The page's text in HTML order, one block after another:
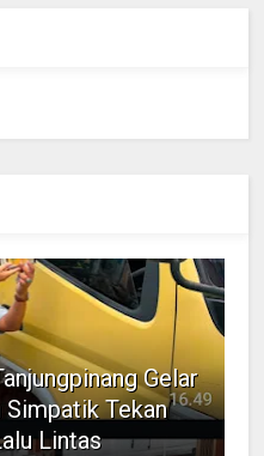
Gelar
Simpatik Tekan
Lintas